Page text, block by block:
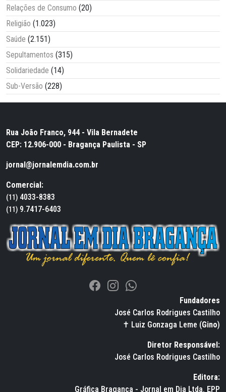
Relações de Consumo (20)
Religião (1.023)
Saúde (2.151)
Sepultamentos (315)
Solidariedade (14)
Sub-Versão (228)
Rua João Franco, 944 - Vila Bernadete
CEP: 12.906-000 - Bragança Paulista - SP
jornal@jornalemdia.com.br
Comercial:
(11) 4033-8383
(11) 9.7417-6403
Fundadores
José Carlos Rodrigues Castilho
✝ Luiz Gonzaga Leme (Gino)
Diretor Responsável:
José Carlos Rodrigues Castilho
Editora:
Gráfica Bragança - Jornal em Dia Ltda. EPP